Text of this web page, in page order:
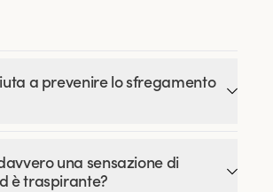
a prevenire lo sfregamento
una sensazione di
è traspirante?